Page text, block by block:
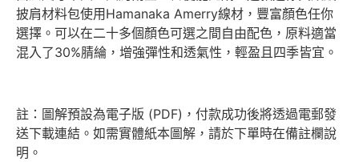
披肩材料包使用Hamanaka Amerry線材，豐富顏色任你
選擇。可以在二十多個顏色可選之間自由配色，原料適當
混入了30%腈綸，增強彈性和透氣性，輕盈且四季皆宜。
註：圖解預設為電子版 (PDF)，付款成功後將透過電郵發
送下載連結。如需實體紙本圖解，請於下單時在備註欄說
明。